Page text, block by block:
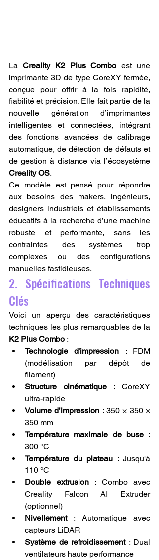
La Creality K2 Plus Combo est une
imprimante 3D de type CoreXY fermée,
conçue pour offrir à la fois rapidité,
fiabilité et précision. Elle fait partie de la
nouvelle génération d’imprimantes
intelligentes et connectées, intégrant
des fonctions avancées de calibrage
automatique, de détection de défauts et
Creality OS.
Ce modèle est pensé pour répondre
aux besoins des makers, ingénieurs,
designers industriels et établissements
éducatifs à la recherche d’une machine
robuste et performante, sans les
contraintes des systèmes trop
complexes ou des configurations
manuelles fastidieuses.
2. Spécifications Techniques
Clés
Voici un aperçu des caractéristiques
K2 Plus Combo :
Technologie d'impression : FDM
(modélisation par dépôt de
filament)
Structure cinématique : CoreXY
ultra-rapide
Volume d’impression : 350 × 350 ×
350 mm
Température maximale de buse :
300 °C
Température du plateau : Jusqu'à
110 °C
Double extrusion : Combo avec
Creality Falcon AI Extruder
(optionnel)
Nivellement : Automatique avec
capteurs LiDAR
Système de refroidissement : Dual
ventilateurs haute performance